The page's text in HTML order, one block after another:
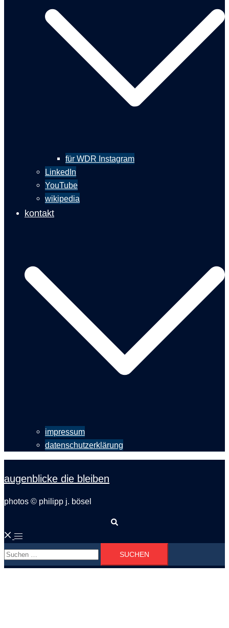
für WDR Instagram
LinkedIn
YouTube
wikipedia
kontakt
impressum
datenschutzerklärung
augenblicke die bleiben
photos © philipp j. bösel
Menü
umschalten
Suchen
nach: